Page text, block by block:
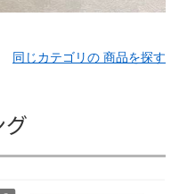
同じカテゴリの 商品を探す